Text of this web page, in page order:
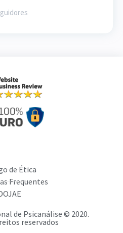
de Ética
Frequentes
de Psicanálise © 2020.
reservados